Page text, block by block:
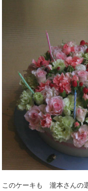
このケーキも 瀧本さんの